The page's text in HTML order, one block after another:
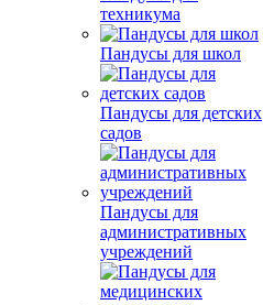
техникума
Пандусы для школ
Пандусы для детских
садов
Пандусы для
административных
учреждений